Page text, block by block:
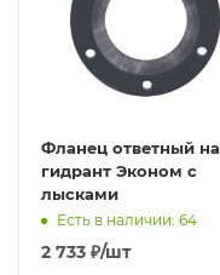
Фланец ответный на
гидрант Эконом с
лысками
Есть в наличии: 64
2 733 ₽/шт